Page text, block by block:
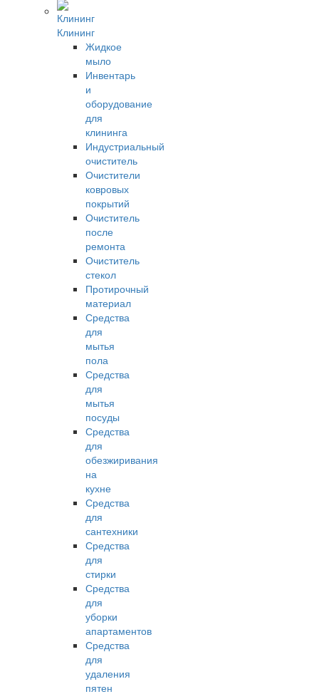
Клининг
Жидкое
мыло
Инвентарь
и
оборудование
для
клининга
Индустриальный
очиститель
Очистители
ковровых
покрытий
Очиститель
после
ремонта
Очиститель
стекол
Протирочный
материал
Средства
для
мытья
пола
Средства
для
мытья
посуды
Средства
для
обезжиривания
на
кухне
Средства
для
сантехники
Средства
для
стирки
Средства
для
уборки
апартаментов
Средства
для
удаления
пятен